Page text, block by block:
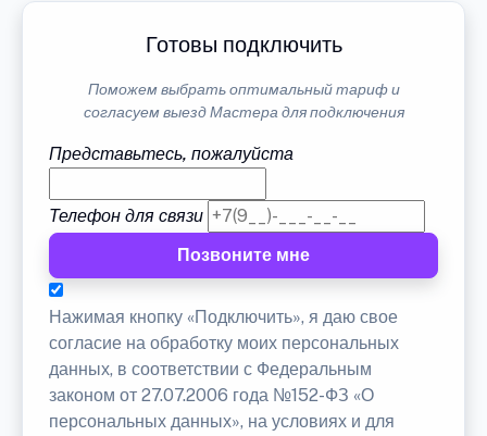
Готовы подключить
Поможем выбрать оптимальный тариф и
согласуем выезд Мастера для подключения
Представьтесь, пожалуйста
Телефон для связи
Позвоните мне
Нажимая кнопку «Подключить», я даю свое
согласие на обработку моих персональных
данных, в соответствии с Федеральным
законом от 27.07.2006 года №152-ФЗ «О
персональных данных», на условиях и для